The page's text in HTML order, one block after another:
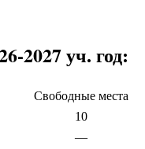
2027 уч. год:
Свободные места
10
—